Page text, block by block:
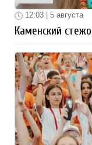
12:03 | 5 августа
Каменский